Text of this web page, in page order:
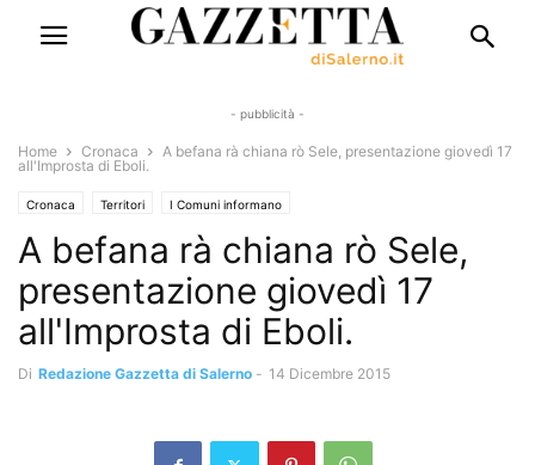
- pubblicità -
Home Cronaca
A befana rà chiana rò Sele, presentazione giovedì 17
all'Improsta di Eboli.
Cronaca Territori I Comuni informano
A befana rà chiana rò Sele,
presentazione giovedì 17
all'Improsta di Eboli.
Di Redazione Gazzetta di Salerno - 14 Dicembre 2015